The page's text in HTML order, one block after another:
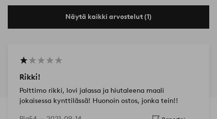
Näytä kaikki arvostelut (1)
Rikki!
Polttimo rikki, lovi jalassa ja hiutaleena maali
jokaisessa kynttilässä! Huonoin ostos, jonka tein!!